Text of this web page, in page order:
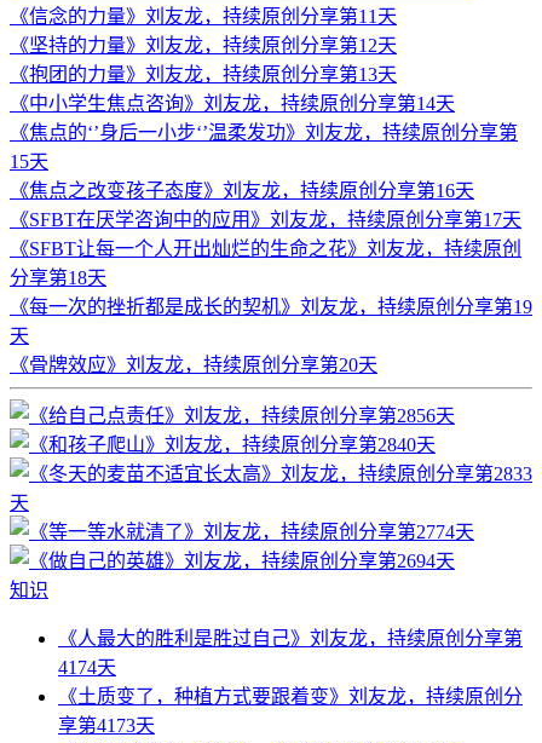
《信念的力量》刘友龙，持续原创分享第11天
《坚持的力量》刘友龙，持续原创分享第12天
《抱团的力量》刘友龙，持续原创分享第13天
《中小学生焦点咨询》刘友龙，持续原创分享第14天
《焦点的‘’身后一小步‘’温柔发功》刘友龙，持续原创分享第
15天
《焦点之改变孩子态度》刘友龙，持续原创分享第16天
《SFBT在厌学咨询中的应用》刘友龙，持续原创分享第17天
《SFBT让每一个人开出灿烂的生命之花》刘友龙，持续原创
分享第18天
《每一次的挫折都是成长的契机》刘友龙，持续原创分享第19
天
《骨牌效应》刘友龙，持续原创分享第20天
知识
《人最大的胜利是胜过自己》刘友龙，持续原创分享第
4174天
《土质变了，种植方式要跟着变》刘友龙，持续原创分
享第4173天